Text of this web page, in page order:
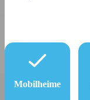
Mobilheime